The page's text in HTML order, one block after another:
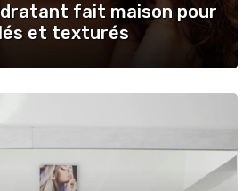
fait maison pour
et texturés